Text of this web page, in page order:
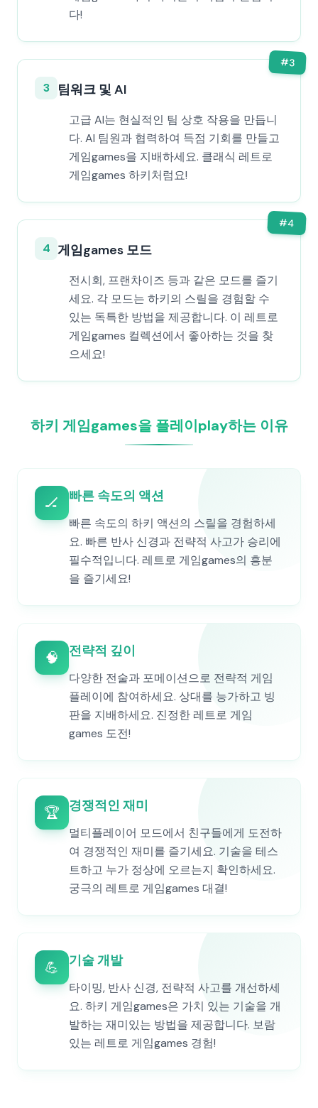
다!
#3
3 팀워크 및 AI
고급 AI는 현실적인 팀 상호 작용을 만듭니
다. AI 팀원과 협력하여 득점 기회를 만들고
게임games을 지배하세요. 클래식 레트로
게임games 하키처럼요!
#4
4 게임games 모드
전시회, 프랜차이즈 등과 같은 모드를 즐기
세요. 각 모드는 하키의 스릴을 경험할 수
있는 독특한 방법을 제공합니다. 이 레트로
게임games 컬렉션에서 좋아하는 것을 찾
으세요!
하키 게임games을 플레이play하는 이유
🏒 빠른 속도의 액션
빠른 속도의 하키 액션의 스릴을 경험하세
요. 빠른 반사 신경과 전략적 사고가 승리에
필수적입니다. 레트로 게임games의 흥분
을 즐기세요!
🧠 전략적 깊이
다양한 전술과 포메이션으로 전략적 게임
플레이에 참여하세요. 상대를 능가하고 빙
판을 지배하세요. 진정한 레트로 게임
games 도전!
🏆 경쟁적인 재미
멀티플레이어 모드에서 친구들에게 도전하
여 경쟁적인 재미를 즐기세요. 기술을 테스
트하고 누가 정상에 오르는지 확인하세요.
궁극의 레트로 게임games 대결!
💪 기술 개발
타이밍, 반사 신경, 전략적 사고를 개선하세
요. 하키 게임games은 가치 있는 기술을 개
발하는 재미있는 방법을 제공합니다. 보람
있는 레트로 게임games 경험!